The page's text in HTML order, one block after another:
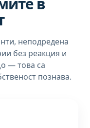
неподредена
без реакция и
— това са
познава.